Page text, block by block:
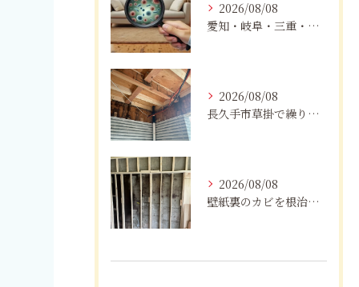
2026/08/08
愛知・岐阜・三重・静岡で真菌（カビ）による健康被害にお悩みの方へ｜室内環境改善とMIST工法®による専門対策
2026/08/08
長久手市草掛で繰り返すカビにお困りの方へ｜原因から解決策まで紹介
2026/08/08
壁紙裏のカビを根治！下地交換と防カビリフォームの重要性